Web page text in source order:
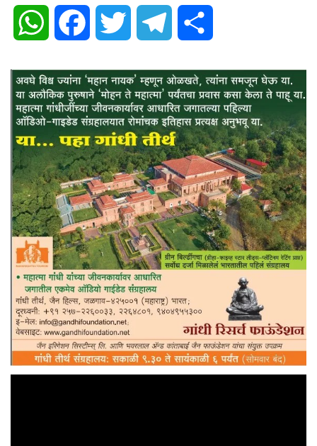
WhatsApp Facebook Twitter Telegram